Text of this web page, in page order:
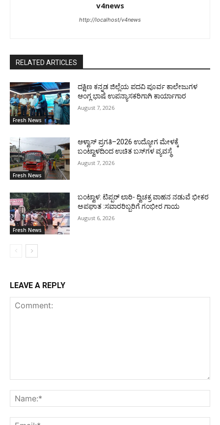
v4news
http://localhost/v4news
RELATED ARTICLES
Fresh News
ದಕ್ಷಿಣ ಕನ್ನಡ ಜಿಲ್ಲೆಯ ಪದವಿ ಪೂರ್ವ ಕಾಲೇಜುಗಳ
ಆಂಗ್ಲ ಭಾಷೆ ಉಪನ್ಯಾಸಕರಿಗಾಗಿ ಕಾರ್ಯಾಗಾರ
August 7, 2026
Fresh News
ಆಳ್ವಾಸ್ ಪ್ರಗತಿ–2026 ಉದ್ಯೋಗ ಮೇಳಕ್ಕೆ
ಬಂಟ್ವಾಳದಿಂದ ಉಚಿತ ಬಸ್‌ಗಳ ವ್ಯವಸ್ಥೆ
August 7, 2026
Fresh News
ಬಂಟ್ವಾಳ: ಟಿಪ್ಪರ್ ಲಾರಿ- ದ್ವಿಚಕ್ರ ವಾಹನ ನಡುವೆ ಭೀಕರ
ಅಪಘಾತ :ಸವಾರರಿಬ್ಬರಿಗೆ ಗಂಭೀರ ಗಾಯ
August 6, 2026
LEAVE A REPLY